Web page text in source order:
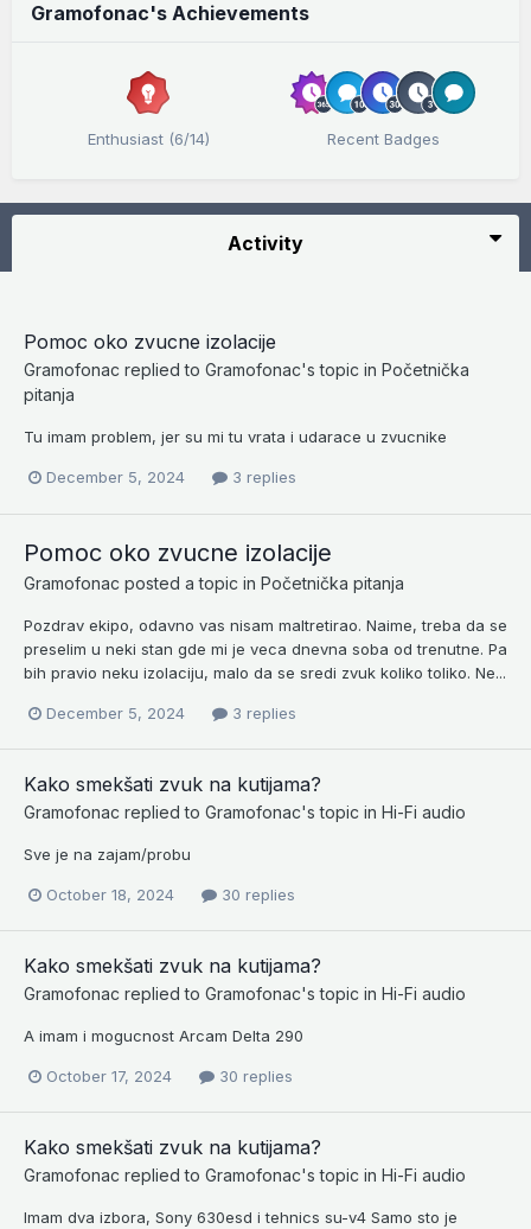
Gramofonac's Achievements
Enthusiast (6/14) Recent Badges
Activity
Pomoc oko zvucne izolacije
Gramofonac replied to Gramofonac's topic in Početnička
pitanja
Tu imam problem, jer su mi tu vrata i udarace u zvucnike
December 5, 2024 3 replies
Pomoc oko zvucne izolacije
Gramofonac posted a topic in Početnička pitanja
Pozdrav ekipo, odavno vas nisam maltretirao. Naime, treba da se
preselim u neki stan gde mi je veca dnevna soba od trenutne. Pa
bih pravio neku izolaciju, malo da se sredi zvuk koliko toliko. Ne...
December 5, 2024 3 replies
Kako smekšati zvuk na kutijama?
Gramofonac replied to Gramofonac's topic in Hi-Fi audio
Sve je na zajam/probu
October 18, 2024 30 replies
Kako smekšati zvuk na kutijama?
Gramofonac replied to Gramofonac's topic in Hi-Fi audio
A imam i mogucnost Arcam Delta 290
October 17, 2024 30 replies
Kako smekšati zvuk na kutijama?
Gramofonac replied to Gramofonac's topic in Hi-Fi audio
Imam dva izbora, Sony 630esd i tehnics su-v4 Samo sto je